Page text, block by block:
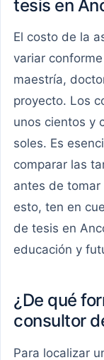
tesis en
El costo de la
variar
maestría,
proyecto. Los
unos cientos y
soles. Es
comparar las
antes de
esto, ten en
de tesis en
educación y
¿De qué
consultor
Para localizar